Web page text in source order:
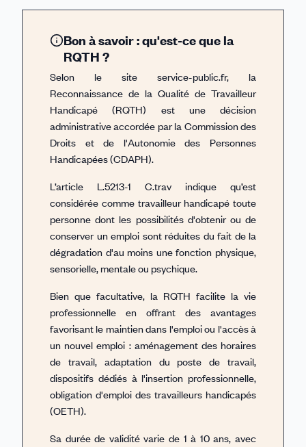
Bon à savoir : qu'est-ce que la
RQTH ?
Selon le site service-public.fr, la
Reconnaissance de la Qualité de Travailleur
Handicapé (RQTH) est une décision
administrative accordée par la Commission des
Droits et de l'Autonomie des Personnes
Handicapées (CDAPH).
L’article L.5213-1 C.trav indique qu’est
considérée comme travailleur handicapé toute
personne dont les possibilités d'obtenir ou de
conserver un emploi sont réduites du fait de la
dégradation d'au moins une fonction physique,
sensorielle, mentale ou psychique.
Bien que facultative, la RQTH facilite la vie
professionnelle en offrant des avantages
favorisant le maintien dans l'emploi ou l'accès à
un nouvel emploi : aménagement des horaires
de travail, adaptation du poste de travail,
dispositifs dédiés à l'insertion professionnelle,
obligation d'emploi des travailleurs handicapés
(OETH).
Sa durée de validité varie de 1 à 10 ans, avec